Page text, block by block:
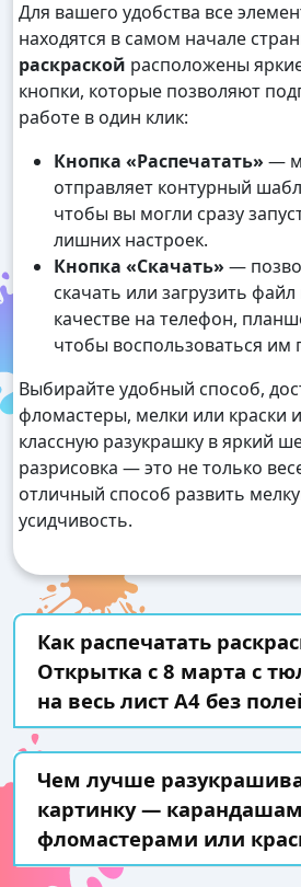
Для вашего удобства все
находятся в самом начале
раскраской расположены
кнопки, которые позволяют
работе в один клик:
Кнопка «Распечатать» —
отправляет контурный
чтобы вы могли сразу
лишних настроек.
Кнопка «Скачать» —
скачать или загрузить
качестве на телефон,
чтобы воспользоваться им
Выбирайте удобный способ,
фломастеры, мелки или краски
классную разукрашку в яркий
разрисовка — это не только
отличный способ развить
усидчивость.
Как распечатать
Открытка с 8 марта с
на весь лист А4 без
Чем лучше
картинку —
фломастерами или